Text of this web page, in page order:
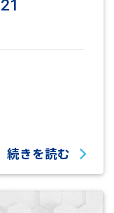
続きを読む